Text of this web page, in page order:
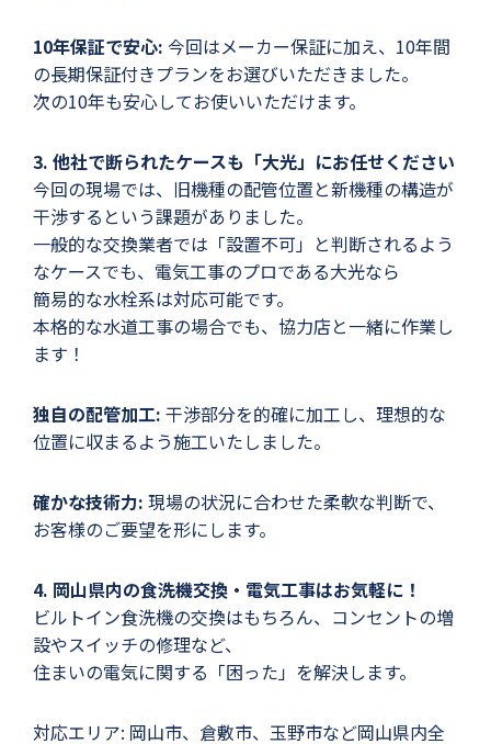
10年保証で安心: 今回はメーカー保証に加え、10年間
の長期保証付きプランをお選びいただきました。
次の10年も安心してお使いいただけます。
3. 他社で断られたケースも「大光」にお任せください
今回の現場では、旧機種の配管位置と新機種の構造が
干渉するという課題がありました。
一般的な交換業者では「設置不可」と判断されるよう
なケースでも、電気工事のプロである大光なら
簡易的な水栓系は対応可能です。
本格的な水道工事の場合でも、協力店と一緒に作業し
ます！
独自の配管加工: 干渉部分を的確に加工し、理想的な
位置に収まるよう施工いたしました。
確かな技術力: 現場の状況に合わせた柔軟な判断で、
お客様のご要望を形にします。
4. 岡山県内の食洗機交換・電気工事はお気軽に！
ビルトイン食洗機の交換はもちろん、コンセントの増
設やスイッチの修理など、
住まいの電気に関する「困った」を解決します。
対応エリア: 岡山市、倉敷市、玉野市など岡山県内全